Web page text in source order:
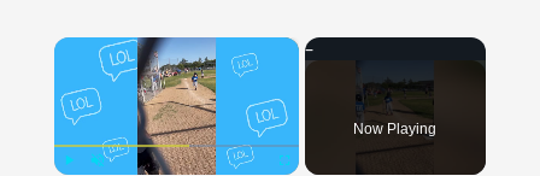
×
Now Playing